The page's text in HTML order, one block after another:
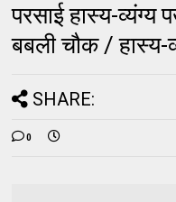
परसाई हास्य-
बबली चौक / हास्य-
SHARE:
0